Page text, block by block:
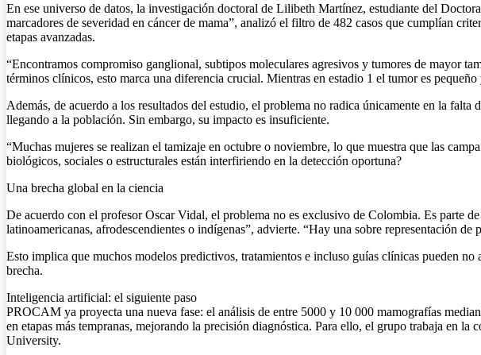
En ese universo de datos, la investigación doctoral de Lilibeth Martínez, estudiante del
marcadores de severidad en cáncer de mama”, analizó el filtro de 482 casos que cumplían
etapas avanzadas.
“Encontramos compromiso ganglional, subtipos moleculares agresivos y tumores de mayor
términos clínicos, esto marca una diferencia crucial. Mientras en estadio 1 el tumor es
Además, de acuerdo a los resultados del estudio, el problema no radica únicamente en la
llegando a la población. Sin embargo, su impacto es insuficiente.
“Muchas mujeres se realizan el tamizaje en octubre o noviembre, lo que muestra que las
biológicos, sociales o estructurales están interfiriendo en la detección oportuna?
Una brecha global en la ciencia
De acuerdo con el profesor Oscar Vidal, el problema no es exclusivo de Colombia. Es parte
latinoamericanas, afrodescendientes o indígenas”, advierte. “Hay una sobre representación de
Esto implica que muchos modelos predictivos, tratamientos e incluso guías clínicas pueden
brecha.
Inteligencia artificial: el siguiente paso
PROCAM ya proyecta una nueva fase: el análisis de entre 5000 y 10 000 mamografías
en etapas más tempranas, mejorando la precisión diagnóstica. Para ello, el grupo trabaja en
University.